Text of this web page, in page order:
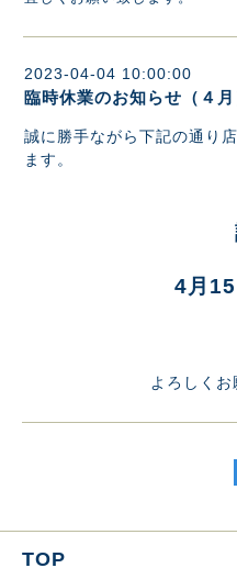
2023-04-04 10:00:00
臨時休業のお知らせ（４月
誠に勝手ながら下記の通り
ます。
4月
よろしくお
TOP